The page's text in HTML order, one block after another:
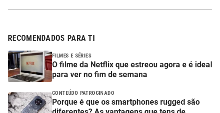
RECOMENDADOS PARA TI
FILMES E SÉRIES
O filme da Netflix que estreou agora e é ideal
para ver no fim de semana
CONTEÚDO PATROCINADO
Porque é que os smartphones rugged são